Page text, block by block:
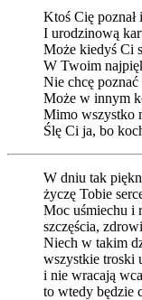
Ktoś Cię poznał
I urodzinową
Może kiedyś Ci
W Twoim
Nie chcę
Może w innym
Mimo wszystko
Ślę Ci ja, bo
W dniu tak
życzę Tobie
Moc uśmiechu i
szczęścia,
Niech w takim
wszystkie troski
i nie wracają
to wtedy będzie